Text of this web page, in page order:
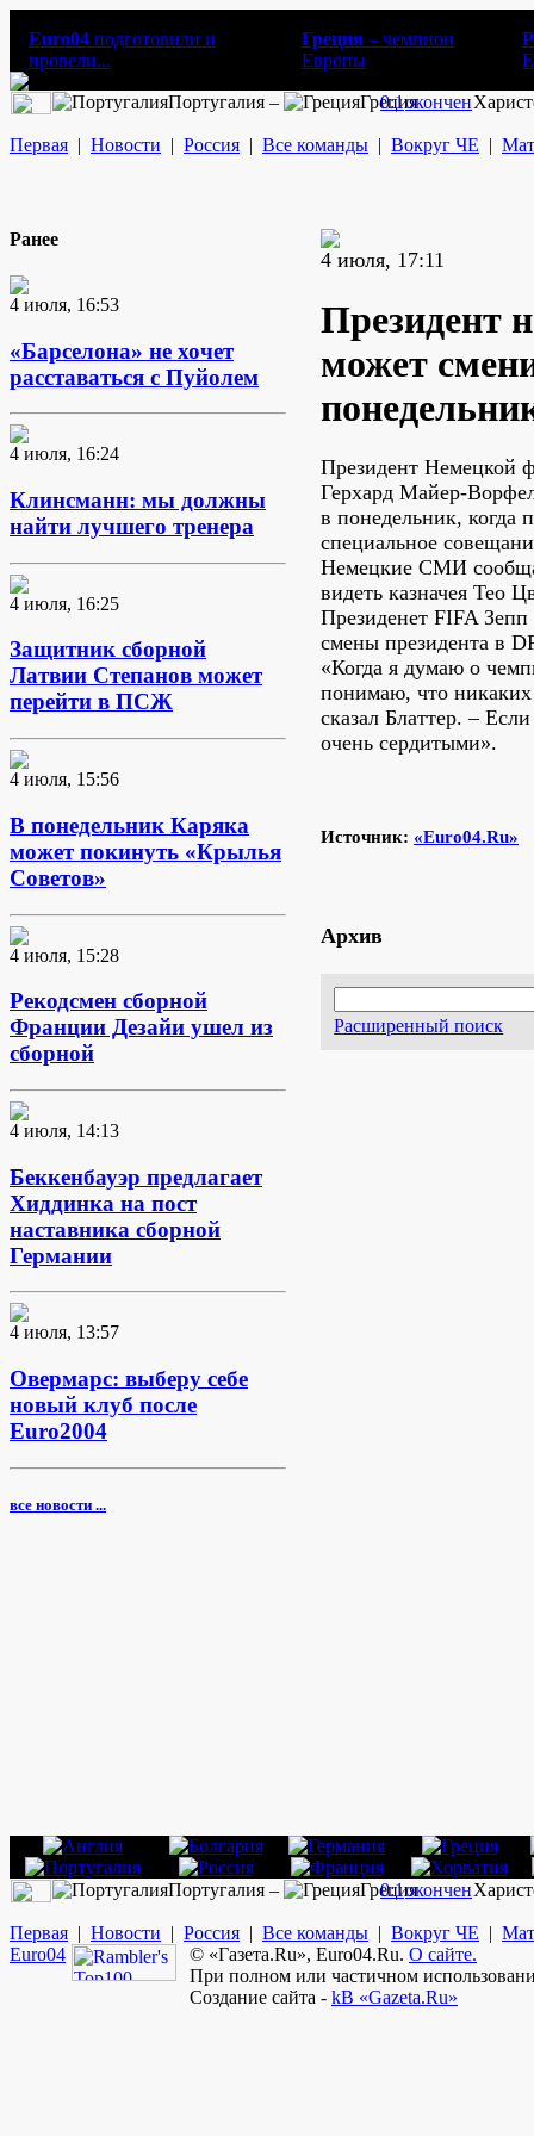
Euro04 подготовили и
провели...
Греция – чемпион
Европы
Португалия – Греция
0:1окончен
Первая | Новости | Россия | Все команды | Вокруг ЧЕ |
Ранее
4 июля, 16:53
«Барселона» не хочет
расставаться с Пуйолем
4 июля, 16:24
Клинсманн: мы должны
найти лучшего тренера
4 июля, 16:25
Защитник сборной
Латвии Степанов может
перейти в ПСЖ
4 июля, 15:56
В понедельник Каряка
может покинуть «Крылья
Советов»
4 июля, 15:28
Рекодсмен сборной
Франции Дезайи ушел из
сборной
4 июля, 14:13
Беккенбауэр предлагает
Хиддинка на пост
наставника сборной
Германии
4 июля, 13:57
Овермарс: выберу себе
новый клуб после
Euro2004
все новости ...
4 июля, 17:11
Президент
может
Президент Немецкой
Герхард Майер-
в понедельник, когда
специальное
Немецкие СМИ
видеть казначея Тео
Президенет FIFA Зепп
смены президента в
«Когда я думаю о
понимаю, что
сказал Блаттер. –
очень сердитыми».
Источник: «Euro04.Ru»
Архив
Расширенный поиск
Португалия – Греция
0:1окончен
Первая | Новости | Россия | Все команды | Вокруг ЧЕ |
Euro04 © «Газета.Ru», Euro04.Ru. О сайте.
При полном или частичном
Создание сайта - kB «Gazeta.Ru»